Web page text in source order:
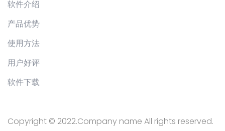
软件介绍
产品优势
使用方法
用户好评
软件下载
Copyright © 2022.Company name All rights reserved.